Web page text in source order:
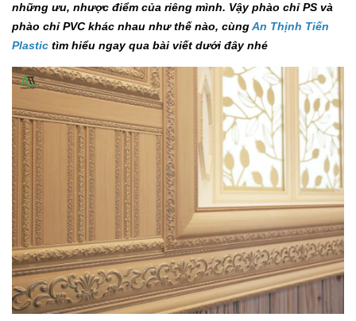
những ưu, nhược điểm của riêng mình. Vậy phào chỉ PS và
phào chỉ PVC khác nhau như thế nào, cùngAn Thịnh Tiến
Plastic tìm hiểu ngay qua bài viết dưới đây nhé